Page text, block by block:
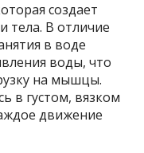
создает
тела. В отличие
в воде
воды, что
на мышцы.
в густом, вязком
движение